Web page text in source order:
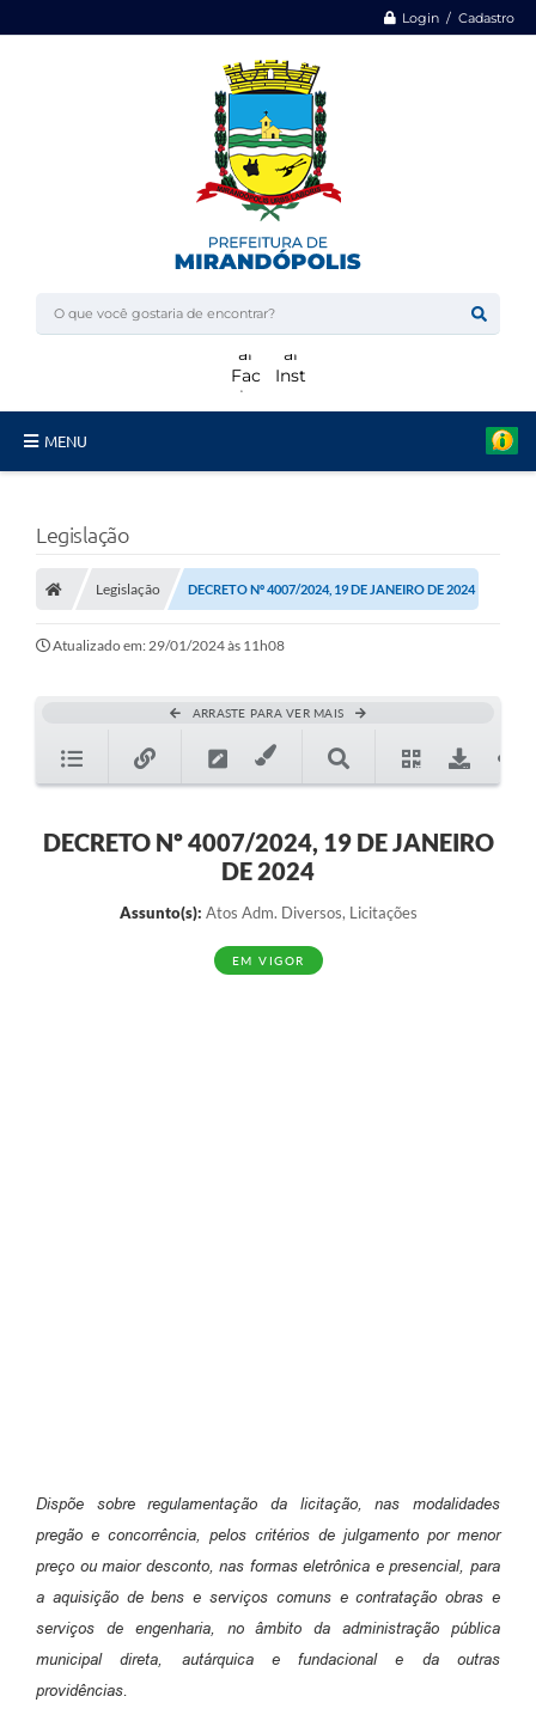
Login / Cadastro
MENU
Protocolo
Licitações
Transparência
Feriados e Datas Comemorativas
Cadastro de Artistas
Legislação
Legislação DECRETO Nº 4007/2024, 19 DE JANEIRO DE 2024
Atualizado em: 29/01/2024 às 11h08
ARRASTE PARA VER MAIS
DECRETO Nº 4007/2024, 19 DE JANEIRO
DE 2024
Assunto(s): Atos Adm. Diversos, Licitações
EM VIGOR
Dispõe sobre regulamentação da licitação, nas modalidades
pregão e concorrência, pelos critérios de julgamento por menor
preço ou maior desconto, nas formas eletrônica e presencial, para
a aquisição de bens e serviços comuns e contratação obras e
serviços de engenharia, no âmbito da administração pública
municipal direta, autárquica e fundacional e da outras
providências.